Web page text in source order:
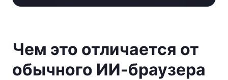
Чем это отличается от
обычного ИИ-браузера